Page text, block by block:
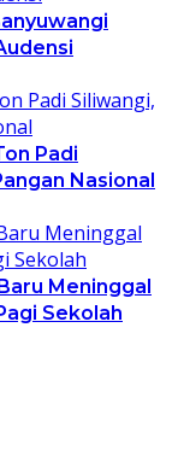
Padi
Nasional
Meninggal
Sekolah